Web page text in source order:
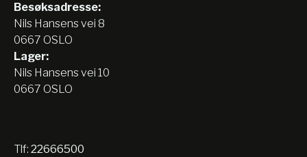
Besøksadresse:
Nils Hansens vei 8
0667 OSLO
Lager:
Nils Hansens vei 10
0667 OSLO
Tlf: 22666500